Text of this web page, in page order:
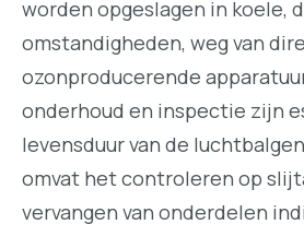
worden opgeslagen in koele,
omstandigheden, weg van
ozonproducerende
onderhoud en inspectie zijn
levensduur van de
omvat het controleren op
vervangen van onderdelen